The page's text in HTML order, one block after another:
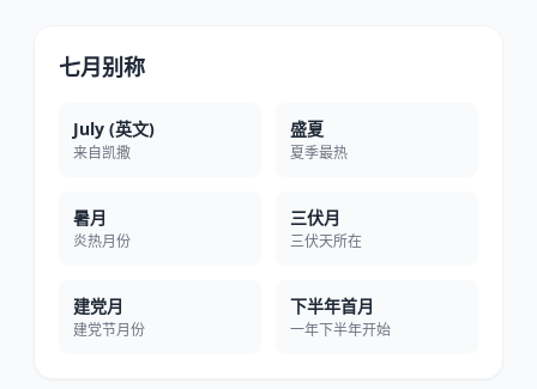
七月别称
July (英文)
来自凯撒
盛夏
夏季最热
暑月
炎热月份
三伏月
三伏天所在
建党月
建党节月份
下半年首月
一年下半年开始